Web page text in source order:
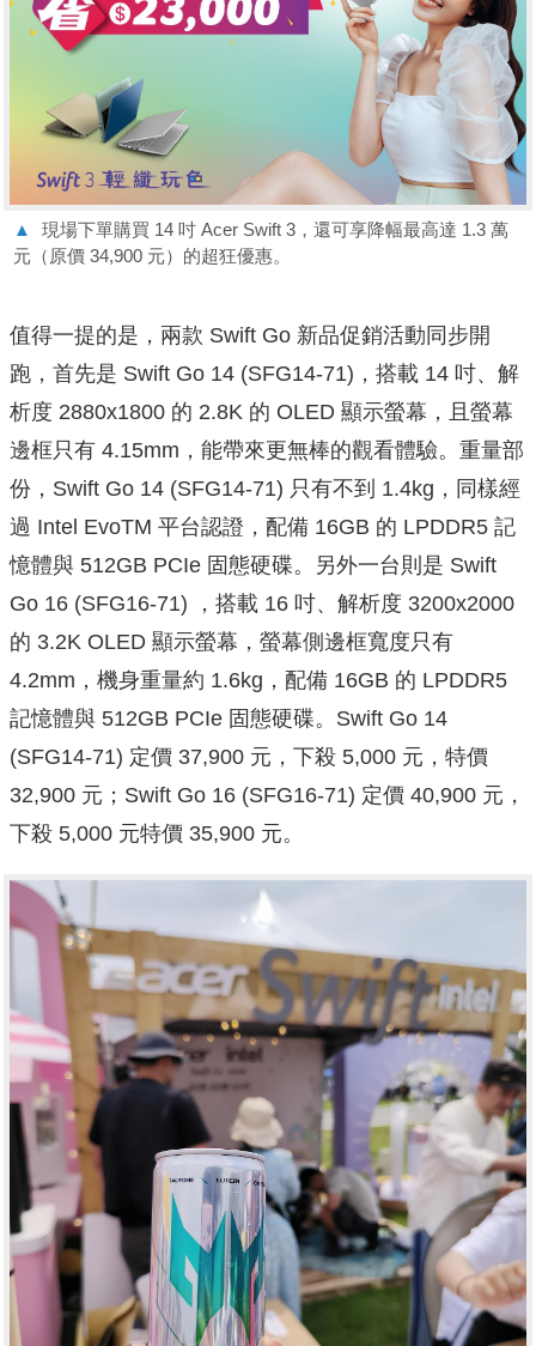
▲
現場下單購買 14 吋 Acer Swift 3，還可享降幅最高達 1.3 萬
元（原價 34,900 元）的超狂優惠。
值得一提的是，兩款 Swift Go 新品促銷活動同步開
跑，首先是 Swift Go 14 (SFG14-71)，搭載 14 吋、解
析度 2880x1800 的 2.8K 的 OLED 顯示螢幕，且螢幕
邊框只有 4.15mm，能帶來更無棒的觀看體驗。重量部
份，Swift Go 14 (SFG14-71) 只有不到 1.4kg，同樣經
過 Intel EvoTM 平台認證，配備 16GB 的 LPDDR5 記
憶體與 512GB PCIe 固態硬碟。另外一台則是 Swift
Go 16 (SFG16-71) ，搭載 16 吋、解析度 3200x2000
的 3.2K OLED 顯示螢幕，螢幕側邊框寬度只有
4.2mm，機身重量約 1.6kg，配備 16GB 的 LPDDR5
記憶體與 512GB PCIe 固態硬碟。Swift Go 14
(SFG14-71) 定價 37,900 元，下殺 5,000 元，特價
32,900 元；Swift Go 16 (SFG16-71) 定價 40,900 元，
下殺 5,000 元特價 35,900 元。